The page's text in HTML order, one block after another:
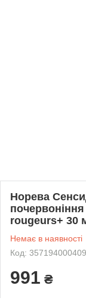
Норева
rougeurs+ 30
Немає в наявності
Код:
991 ₴